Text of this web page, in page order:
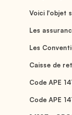
Voici l'objet
Les
Les
Caisse de
Code APE
Code APE